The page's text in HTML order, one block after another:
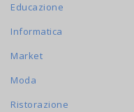
Educazione
Informatica
Market
Moda
Ristorazione